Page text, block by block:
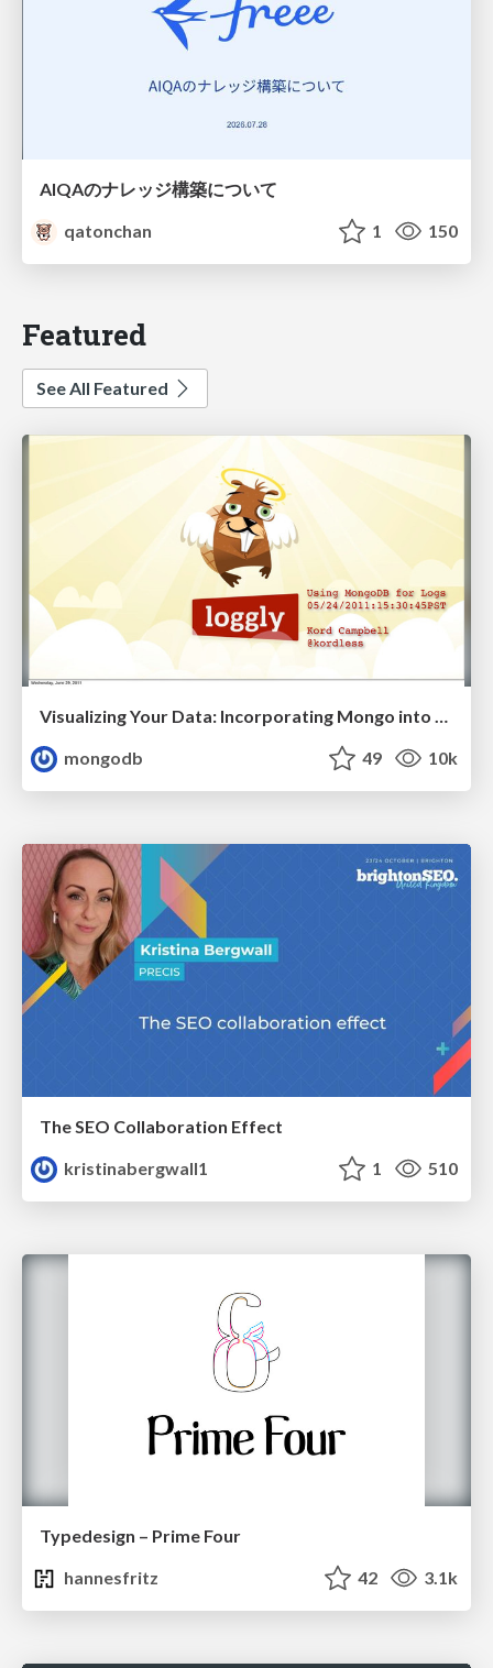
AIQAのナレッジ構築について
qatonchan
1 150
Featured
See All Featured
Visualizing Your Data: Incorporating Mongo into Loggly Infrastructure
mongodb
49 10k
The SEO Collaboration Effect
kristinabergwall1
1 510
Typedesign – Prime Four
hannesfritz
42 3.1k